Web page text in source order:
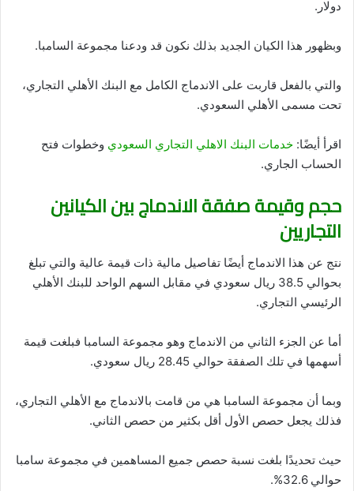
دولار.
وبظهور هذا الكيان الجديد بذلك نكون قد ودعنا مجموعة السامبا.
والتي بالفعل قاربت على الاندماج الكامل مع البنك الأهلي التجاري،
تحت مسمى الأهلي السعودي.
اقرأ أيضًا: خدمات البنك الاهلي التجاري السعودي وخطوات فتح
الحساب الجاري.
حجم وقيمة صفقة الاندماج بين الكيانين
التجاريين
نتج عن هذا الاندماج أيضًا تفاصيل مالية ذات قيمة عالية والتي تبلغ
بحوالي 38.5 ريال سعودي في مقابل السهم الواحد للبنك الأهلي
الرئيسي التجاري.
أما عن الجزء الثاني من الاندماج وهو مجموعة السامبا فبلغت قيمة
أسهمها في تلك الصفقة حوالي 28.45 ريال سعودي.
وبما أن مجموعة السامبا هي من قامت بالاندماج مع الأهلي التجاري،
فذلك يجعل حصص الأول أقل بكثير من حصص الثاني.
حيث تحديدًا بلغت نسبة حصص جميع المساهمين في مجموعة سامبا
حوالي 32.6%.